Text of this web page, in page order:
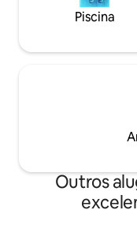
Piscina
Outros